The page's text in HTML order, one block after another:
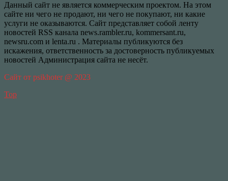
Данный сайт не является коммерческим проектом. На этом
сайте ни чего не продают, ни чего не покупают, ни какие
услуги не оказываются. Сайт представляет собой ленту
новостей RSS канала news.rambler.ru, kommersant.ru,
newsru.com и lenta.ru . Материалы публикуются без
искажения, ответственность за достоверность публикуемых
новостей Администрация сайта не несёт.
Сайт от psikhoter @ 2023
Top